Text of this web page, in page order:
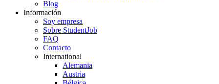
Blog
Información
Soy empresa
Sobre StudentJob
FAQ
Contacto
International
Alemania
Austria